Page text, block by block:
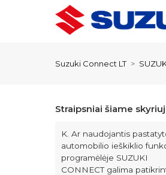
Suzuki Connect LT
Straipsniai šiame
K. Ar naudojantis
automobilio ieškiklio
programėlėje SUZUKI
CONNECT galima